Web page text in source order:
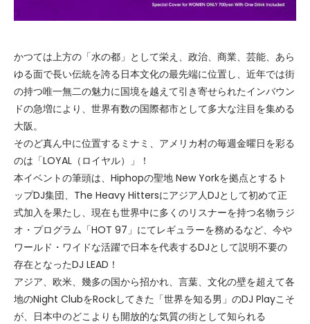
かつては上方の「水の都」として栄え、政治、商業、芸能、あら
ゆる面で長い伝統を誇る日本文化の最先端に位置し、近年では街
の持つ唯一無二の魅力に国境を越えて引き寄せられたインバウン
ドの急増により、世界有数の国際都市として多大な注目を集める
大阪。
そのど真ん中に位置するミナミ、アメリカ村の毎週金曜日を彩る
のは「LOYAL（ロイヤル）」！
本イベントの筆頭は、Hiphopの聖地 New Yorkを拠点とするト
ップDJ集団、The Heavy Hittersにアジア人DJとして初めて正
式加入を果たし、現在も世界中に多くのリスナーを持つ名物ラジ
オ・プログラム「HOT 97」にてレギュラーを務めるなど、今や
ワールド・ワイドな活躍で日本を代表するDJとして説明不要の
存在となったDJ LEAD！
アジア、欧米、幾多の国から招かれ、言葉、文化の壁を超えて各
地のNight ClubをRockしてきた「世界を知る男」のDJ Playこそ
が、日本中のどこよりも開放的な気質の街として知られる